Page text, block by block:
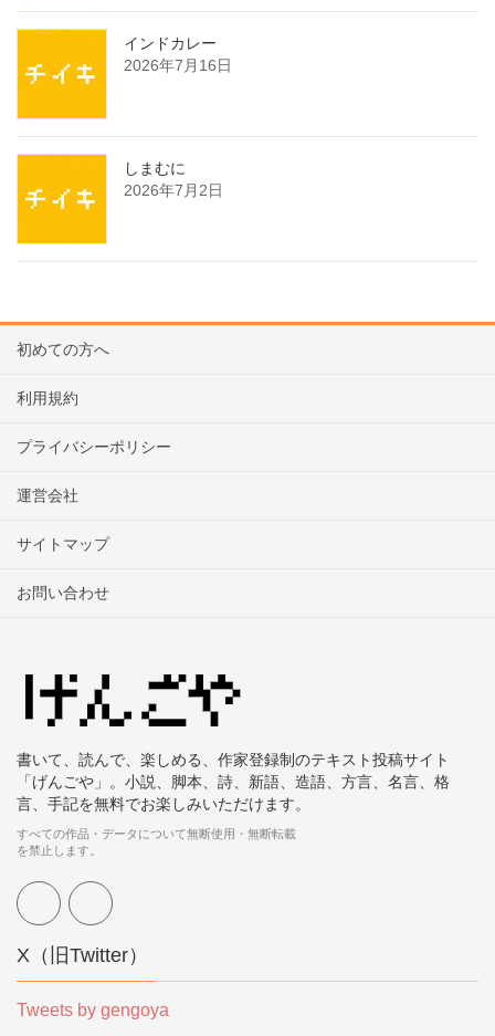
インドカレー
2026年7月16日
しまむに
2026年7月2日
初めての方へ
利用規約
プライバシーポリシー
運営会社
サイトマップ
お問い合わせ
書いて、読んで、楽しめる、作家登録制のテキスト投稿サイト
「げんごや」。小説、脚本、詩、新語、造語、方言、名言、格
言、手記を無料でお楽しみいただけます。
すべての作品・データについて無断使用・無断転載
を禁止します。
X（旧Twitter）
Tweets by gengoya